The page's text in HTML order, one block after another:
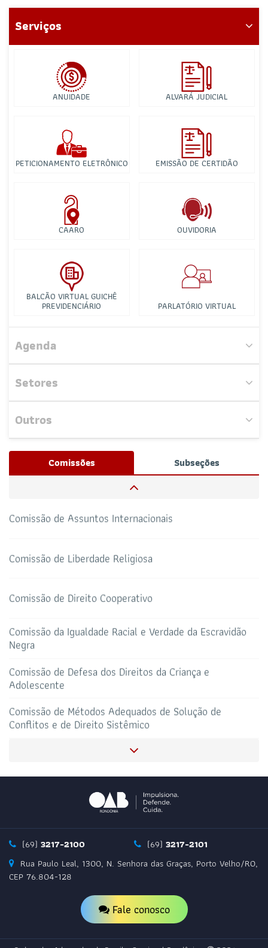
Serviços
ANUIDADE ALVARÁ JUDICIAL
PETICIONAMENTO ELETRÔNICO EMISSÃO DE CERTIDÃO
CAARO OUVIDORIA
BALCÃO VIRTUAL GUICHÊ
PREVIDENCIÁRIO PARLATÓRIO VIRTUAL
Agenda
Nenhum evento próximo encontrado.
Setores
Josué Henrique, / Whatsapp (32172100)
RESPONSÁVEIS
69 3217-2099
TELEFONE
E-MAIL
Todos os setores
Outros
TRIBUNAL DE ÉTICA
Comissões Subseções
Comissão de Cultura
Comissão Especial de Defesa dos Direitos da Pessoa
com Deficiência (CDPD)
Comissão de Estudos Constitucionais
Comissão de Sociedade de Advogados
Comissão de Direito Agrário
Comissão de Assuntos Internacionais
Comissão de Liberdade Religiosa
Comissão de Direito Cooperativo
Comissão da Igualdade Racial e Verdade da Escravidão
Negra
Comissão de Defesa dos Direitos da Criança e
Adolescente
Comissão de Métodos Adequados de Solução de
Conflitos e de Direito Sistêmico
Comissão OAB Olho no Olho
Comissão de Assuntos Penitenciários
Comissão de Direito Imobiliário, Urbanístico e Notarial
Comissão de Proteção e Defesa Animal
Comissão de Direito Bancário
(69) 3217-2100 (69) 3217-2101
Rua Paulo Leal, 1300, N. Senhora das Graças, Porto Velho/RO,
CEP 76.804-128
Fale conosco